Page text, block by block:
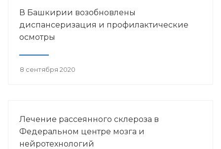
В Башкирии возобновлены
диспансеризация и профилактические
осмотры
8 сентября 2020
Лечение рассеянного склероза в
Федеральном центре мозга и
нейротехнологий